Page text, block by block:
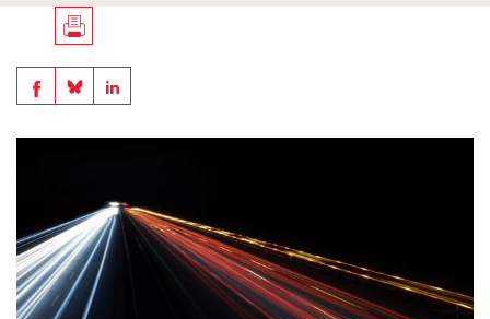
Télécharger
en
Share
on
ShareShare